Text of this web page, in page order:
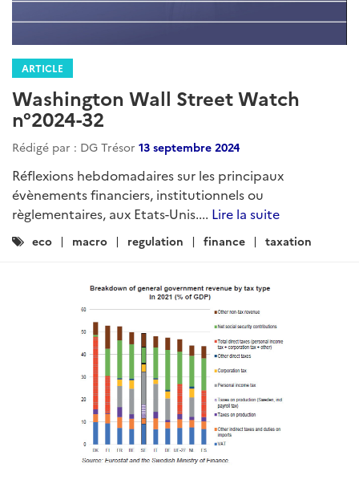
ARTICLE
Washington Wall Street Watch
n°2024-32
Rédigé par : DG Trésor 13 septembre 2024
Réflexions hebdomadaires sur les principaux
évènements financiers, institutionnels ou
règlementaires, aux Etats-Unis.... Lire la suite
Catégories
eco macro regulation finance taxation